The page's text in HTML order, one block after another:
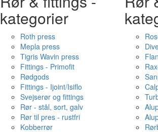
kategorier
Roth press
Mepla press
Tigris Wavin press
Fittings - Primofit
Rødgods
Fittings - Ijoint/Isiflo
Svejserør og fittings
Rør - stål, sort, galv
Rør til pres - rustfri
Kobberrør